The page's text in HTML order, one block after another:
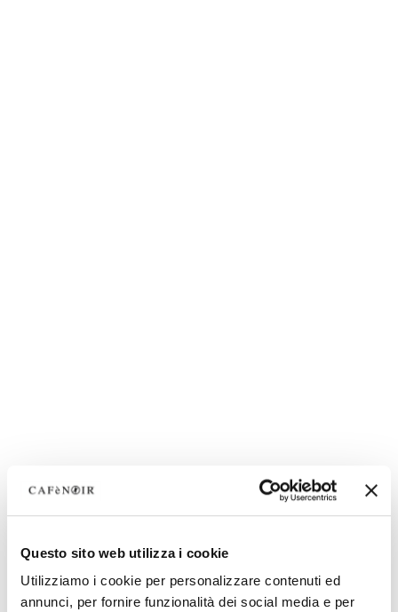
Questo sito web utilizza i cookie
Utilizziamo i cookie per personalizzare contenuti ed
annunci, per fornire funzionalità dei social media e per